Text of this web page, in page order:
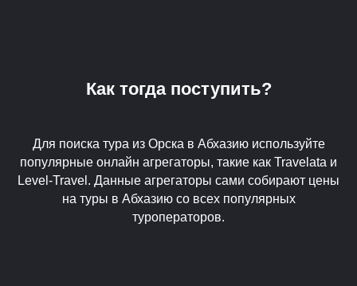
Как тогда поступить?
Для поиска тура из Орска в Абхазию используйте
популярные онлайн агрегаторы, такие как Travelata и
Level-Travel. Данные агрегаторы сами собирают цены
на туры в Абхазию со всех популярных
туроператоров.